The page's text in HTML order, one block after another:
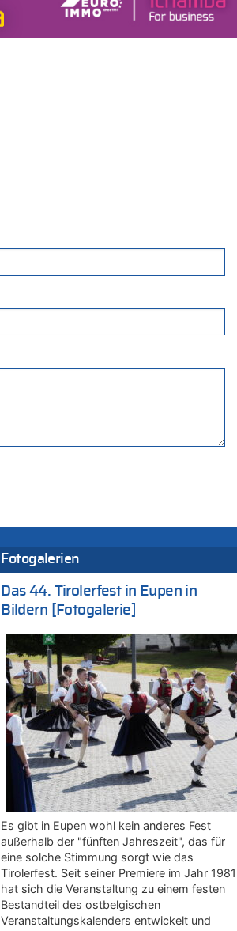
Fotogalerien
Das 44. Tirolerfest in Eupen in
Bildern [Fotogalerie]
Es gibt in Eupen wohl kein anderes Fest
außerhalb der "fünften Jahreszeit", das für
eine solche Stimmung sorgt wie das
Tirolerfest. Seit seiner Premiere im Jahr 1981
hat sich die Veranstaltung zu einem festen
Bestandteil des ostbelgischen
Veranstaltungskalenders entwickelt und